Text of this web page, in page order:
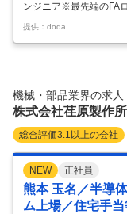
ンジニア※最先端のFA
【滋賀／近江八幡】
のFAロボット領域◆世
どの国内メーカーに納
ンの大手プライム上場
従事いただきます。 お
ら、大規模かつ高度な
成長で…
提供：doda
機械・部品業界の求人
株式会社荏原製作所
総合評価3.1 以上の会社
NEW 正社員
熊本 玉名／半導
ム上場／住宅手